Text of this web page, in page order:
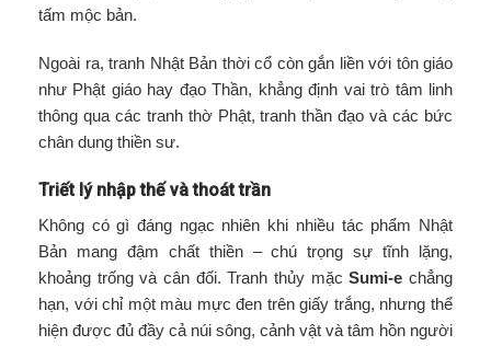
tấm mộc bản.
Ngoài ra, tranh Nhật Bản thời cổ còn gắn liền với tôn giáo
như Phật giáo hay đạo Thần, khẳng định vai trò tâm linh
thông qua các tranh thờ Phật, tranh thần đạo và các bức
chân dung thiền sư.
Triết lý nhập thế và thoát trần
Không có gì đáng ngạc nhiên khi nhiều tác phẩm Nhật
Bản mang đậm chất thiền – chú trọng sự tĩnh lặng,
khoảng trống và cân đối. Tranh thủy mặcSumi-e chẳng
hạn, với chỉ một màu mực đen trên giấy trắng, nhưng thể
hiện được đủ đầy cả núi sông, cảnh vật và tâm hồn người